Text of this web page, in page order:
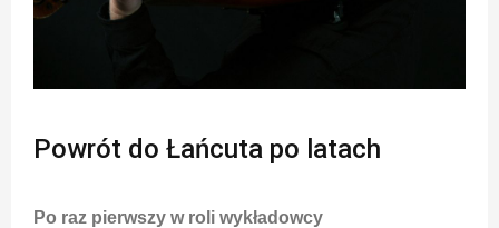
Powrót do Łańcuta po latach
Po raz pierwszy w roli wykładowcy